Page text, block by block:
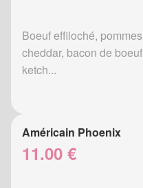
Boeuf effiloché,
cheddar, bacon de
ketch...
Américain Phoenix
11.00 €